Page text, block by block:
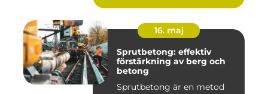
16. maj
Sprutbetong: effektiv
förstärkning av berg och
betong
Sprutbetong är en metod